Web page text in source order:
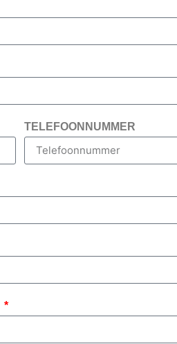
TELEFOONNUMMER